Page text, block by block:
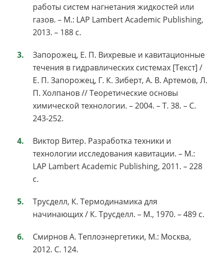
работы систем нагнетания жидкостей или
газов. – М.: LAP Lambert Academic Publishing,
2013. – 188 с.
Запорожец, Е. П. Вихревые и кавитационные
течения в гидравлических системах [Текст] /
Е. П. Запорожец, Г. К. Зиберт, А. В. Артемов, Л.
П. Холпанов // Теоретические основы
химической технологии. – 2004. – Т. 38. – С.
243-252.
Виктор Витер. Разработка техники и
технологии исследования кавитации. – М.:
LAP Lambert Academic Publishing, 2011. – 228
с.
Трусделл, К. Термодинамика для
начинающих / К. Трусделл. – М., 1970. – 489 с.
Смирнов А. Теплоэнергетики, М.: Москва,
2012. С. 124.